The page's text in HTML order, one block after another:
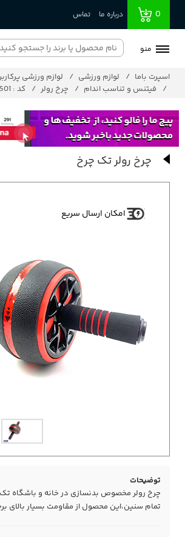
0 درباره ما تماس
منو
اسپرت باما لوازم ورزشی
لوازم ورزشی
فیتنس و تناسب اندام
چرخ رولر کد : 38501
چرخ رولر تک چرخ
امکان ارسال سریع
توضیحات
چرخ رولر مخصوص بدنسازی در خانه و باشگاه
تمام سنین،این محصول از مقاومت بسیار بالای